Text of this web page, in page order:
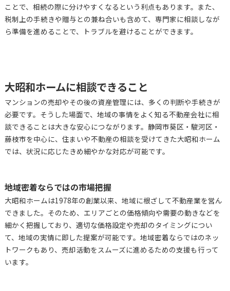
ことで、相続の際に分けやすくなるという利点もあります。また、
税制上の手続きや贈与との兼ね合いも含めて、専門家に相談しなが
ら準備を進めることで、トラブルを避けることができます。
大昭和ホームに相談できること
マンションの売却やその後の資産管理には、多くの判断や手続きが
必要です。そうした場面で、地域の事情をよく知る不動産会社に相
談できることは大きな安心につながります。静岡市葵区・駿河区・
藤枝市を中心に、住まいや不動産の相談を受けてきた大昭和ホーム
では、状況に応じたきめ細やかな対応が可能です。
地域密着ならではの市場把握
大昭和ホームは1978年の創業以来、地域に根ざして不動産業を営ん
できました。そのため、エリアごとの価格傾向や需要の動きなどを
細かく把握しており、適切な価格設定や売却のタイミングについ
て、地域の実情に即した提案が可能です。地域密着ならではのネッ
トワークもあり、売却活動をスムーズに進めるための支援も行って
います。